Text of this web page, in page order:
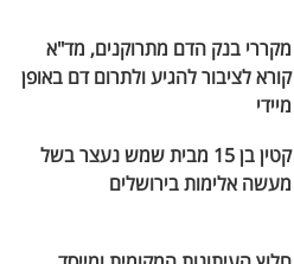
מקררי בנק הדם מתרוקנים, מד"א
קורא לציבור להגיע ולתרום דם באופן
מיידי
קטין בן 15 מבית שמש נעצר בשל
מעשה אלימות בירושלים